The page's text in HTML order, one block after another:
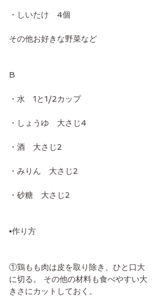
・しいたけ　4個
その他お好きな野菜など
B
・水　1と1/2カップ
・しょうゆ　大さじ4
・酒　大さじ2
・みりん　大さじ2
・砂糖　大さじ2
▪️作り方
①鶏もも肉は皮を取り除き、ひと口大
に切る。 その他の材料も食べやすい大
きさにカットしておく。